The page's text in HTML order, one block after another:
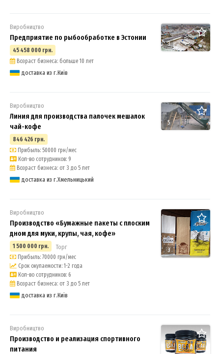
3
Виробництво
Предприятие по рыбообработке в Эстонии
45 458 000 грн.
Возраст бизнеса: больше 10 лет
доставка из г.Київ
5
Виробництво
Линия для производства палочек мешалок
чай-кофе
846 426 грн.
Прибыль: 50000 грн/мес
Кол-во сотрудников: 9
Возраст бизнеса: от 3 до 5 лет
доставка из г.Хмельницький
3
Виробництво
Производство «Бумажные пакеты с плоским
дном для муки, крупы, чая, кофе»
1 500 000 грн. Торг
Прибыль: 70000 грн/мес
Срок окупаемости: 1-2 года
Кол-во сотрудников: 6
Возраст бизнеса: от 3 до 5 лет
доставка из г.Київ
Виробництво
Производство и реализация спортивного
питания